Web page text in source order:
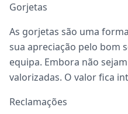
Gorjetas
As gorjetas são uma
sua apreciação pelo bom
equipa. Embora não
valorizadas. O valor fica
Reclamações